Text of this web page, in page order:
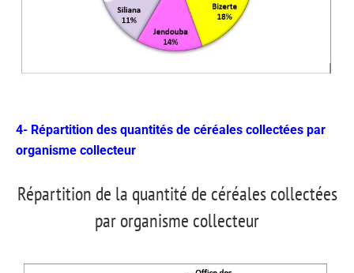
4- Répartition des quantités de céréales collectées par
organisme collecteur
Répartition de la quantité de céréales collectées
par organisme collecteur